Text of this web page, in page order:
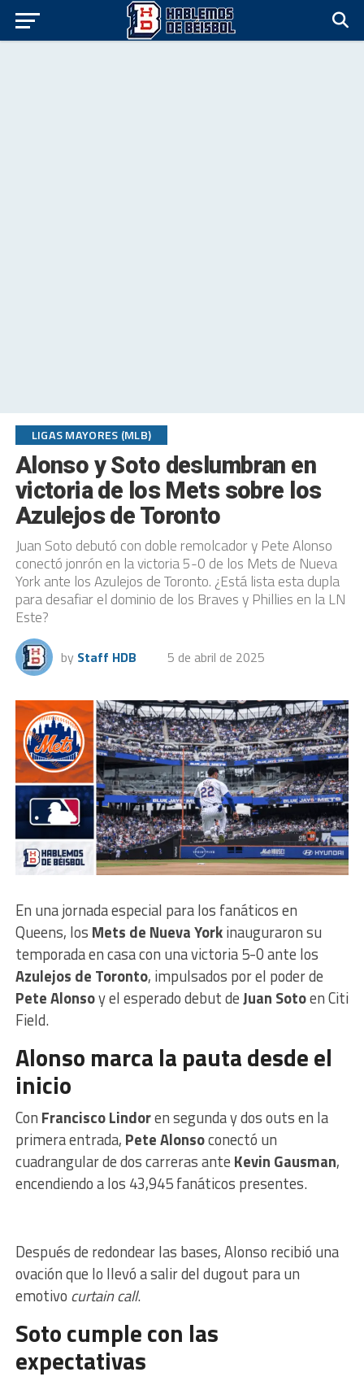
LIGAS MAYORES (MLB)
Alonso y Soto deslumbran en
victoria de los Mets sobre los
Azulejos de Toronto
Juan Soto debutó con doble remolcador y Pete Alonso
conectó jonrón en la victoria 5-0 de los Mets de Nueva
York ante los Azulejos de Toronto. ¿Está lista esta dupla
para desafiar el dominio de los Braves y Phillies en la LN
Este?
by Staff HDB 5 de abril de 2025
En una jornada especial para los fanáticos en
Queens, los Mets de Nueva Yorkinauguraron su
temporada en casa con una victoria 5-0 ante los
Azulejos de Toronto, impulsados por el poder de
Pete Alonsoy el esperado debut deJuan Sotoen Citi
Field.
Alonso marca la pauta desde el
inicio
Con Francisco Lindoren segunda y dos outs en la
primera entrada, Pete Alonsoconectó un
cuadrangular de dos carreras ante Kevin Gausman,
encendiendo a los 43,945 fanáticos presentes.
Después de redondear las bases, Alonso recibió una
ovación que lo llevó a salir del dugout para un
emotivo curtain call.
Soto cumple con las
expectativas